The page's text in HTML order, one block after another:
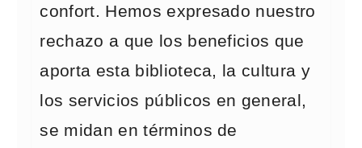
confort. Hemos expresado nuestro
rechazo a que los beneficios que
aporta esta biblioteca, la cultura y
los servicios públicos en general,
se midan en términos de